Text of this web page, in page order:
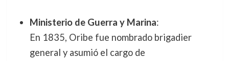
Ministerio de Guerra y Marina:
En 1835, Oribe fue nombrado brigadier
general y asumió el cargo de